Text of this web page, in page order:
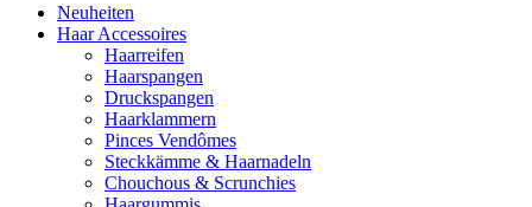
Neuheiten
Haar Accessoires
Haarreifen
Haarspangen
Druckspangen
Haarklammern
Pinces Vendômes
Steckkämme & Haarnadeln
Chouchous & Scrunchies